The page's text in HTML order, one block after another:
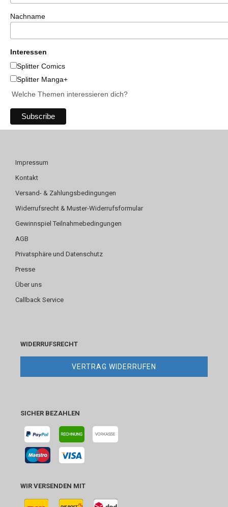
Nachname
Interessen
Splitter Comics
Splitter Manga+
Welche Themen interessieren dich?
Impressum
Kontakt
Versand- & Zahlungsbedingungen
Widerrufsrecht & Muster-Widerrufsformular
Gewinnspiel Teilnahmebedingungen
AGB
Privatsphäre und Datenschutz
Presse
Über uns
Callback Service
WIDERRUFSRECHT
VERTRAG WIDERRUFEN
SICHER BEZAHLEN
WIR VERSENDEN MIT